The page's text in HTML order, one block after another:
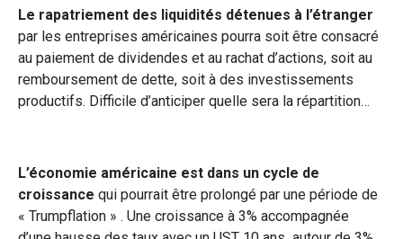
Le rapatriement des liquidités détenues à l’étranger
par les entreprises américaines pourra soit être consacré
au paiement de dividendes et au rachat d’actions, soit au
remboursement de dette, soit à des investissements
productifs. Difficile d’anticiper quelle sera la répartition…
L’économie américaine est dans un cycle de
croissance qui pourrait être prolongé par une période de
« Trumpflation » . Une croissance à 3% accompagnée